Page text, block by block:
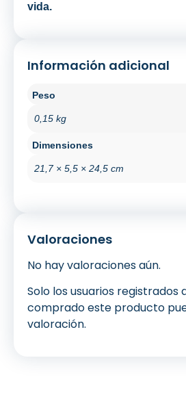
vida.
Información adicional
Peso
0,15 kg
Dimensiones
21,7 × 5,5 × 24,5 cm
Valoraciones
No hay valoraciones aún.
Solo los usuarios registrados
comprado este producto
valoración.